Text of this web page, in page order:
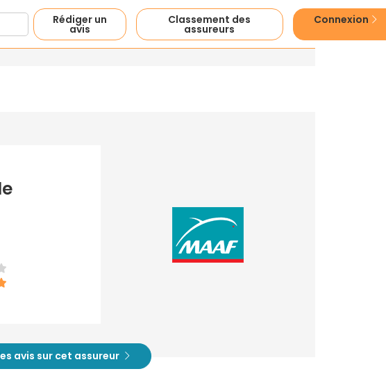
Rédiger un
avis
Classement des
assureurs
Connexion
avis sur cet assureur